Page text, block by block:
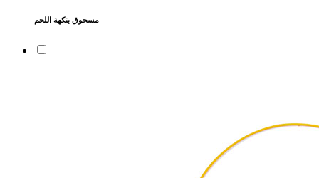
مسحوق بنكهة اللحم